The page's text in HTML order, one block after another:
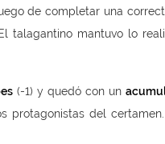
de completar una
talagantino mantuvo lo
(-1) y quedó con un
protagonistas del